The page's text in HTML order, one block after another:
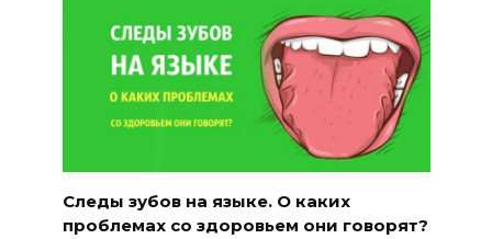
Следы зубов на языке. О каких
проблемах со здоровьем они говорят?